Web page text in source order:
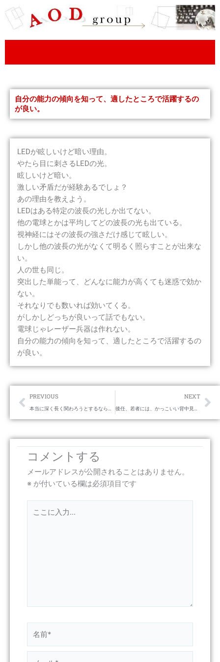
容
ス
ッ
自分の能力の傾向を知って、適したところで活躍するの
が良い。
LEDが眩しいけど暗い理由。
やたら目に刺さるLEDの光。
眩しいけど暗い。
激しい矛盾だが経験あるでしょ？
あの理由を教えよう。
LEDはある特定の波長の光しか出てない。
他の電球とかは平均してどの波長の光も出ている。
視神経にはその波長の強さだけ感じて眩しい。
しかし他の波長の光がなくて明るく照らすことが出来な
い。
人の世も同じ。
突出した単能って、どんなに能力が高くても迷惑で効か
ない。
それなりでも数いれば効いてくる。
がしかしどっちが良いって話でもない。
電球じゃレーザー兵器は作れない。
自分の能力の傾向を知って、適したところで活躍するの
が良い。
PrevPREVIOUS
本当に深く長く関わろうとするなら、相手は良く選んだほうがいい。
NEXT
後任、若者には、かっこいい背中見せたいなって思う。
コメントする
メールアドレスが公開されることはありません。
※ が付いている欄は必須項目です
*